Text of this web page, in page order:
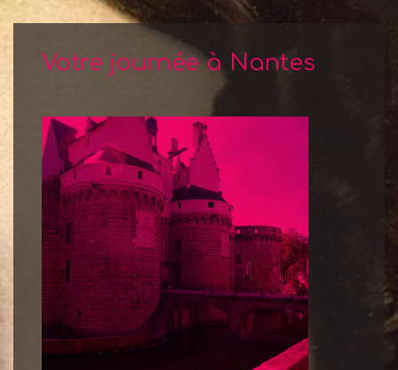
Votre journée à Nantes